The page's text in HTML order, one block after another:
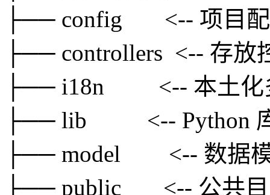
├── config <-- 项目配
├── controllers <-- 存放
├── i18n <-- 本土化
├── lib <-- Python
├── model <-- 数据模
├── public <-- 公共目